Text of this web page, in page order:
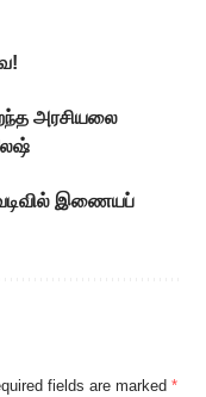
அரசியலை
வடிவில் இணையப்
fields are marked *